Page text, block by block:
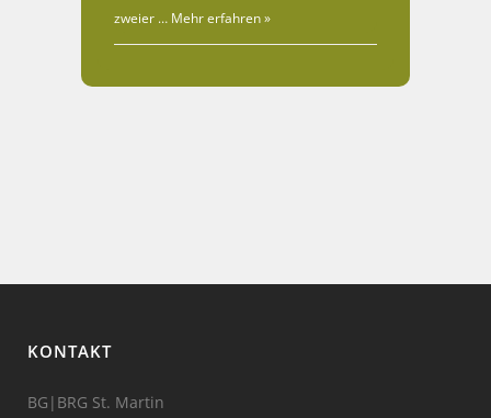
zweier … Mehr erfahren »
KONTAKT
BG|BRG St. Martin